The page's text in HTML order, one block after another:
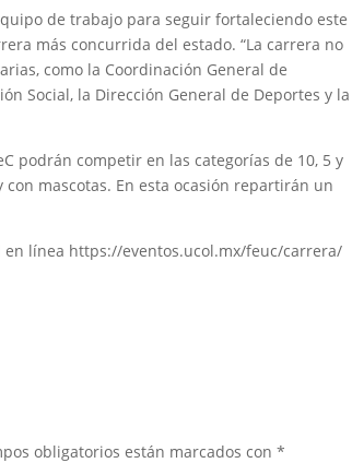
de trabajo para seguir fortaleciendo este
más concurrida del estado. “La carrera no
como la Coordinación General de
Social, la Dirección General de Deportes y la
podrán competir en las categorías de 10, 5 y
mascotas. En esta ocasión repartirán un
línea https://eventos.ucol.mx/feuc/carrera/
obligatorios están marcados con*